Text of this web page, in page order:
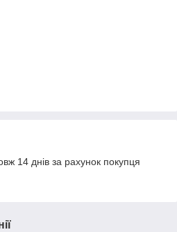
14 днів за рахунок покупця